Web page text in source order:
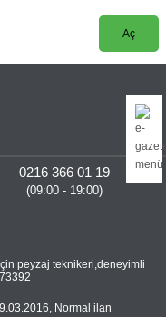
Aç
0216 366 01 19
(09:00 - 19:00)
peyzaj teknikeri,deneyimli
, Normal ilan